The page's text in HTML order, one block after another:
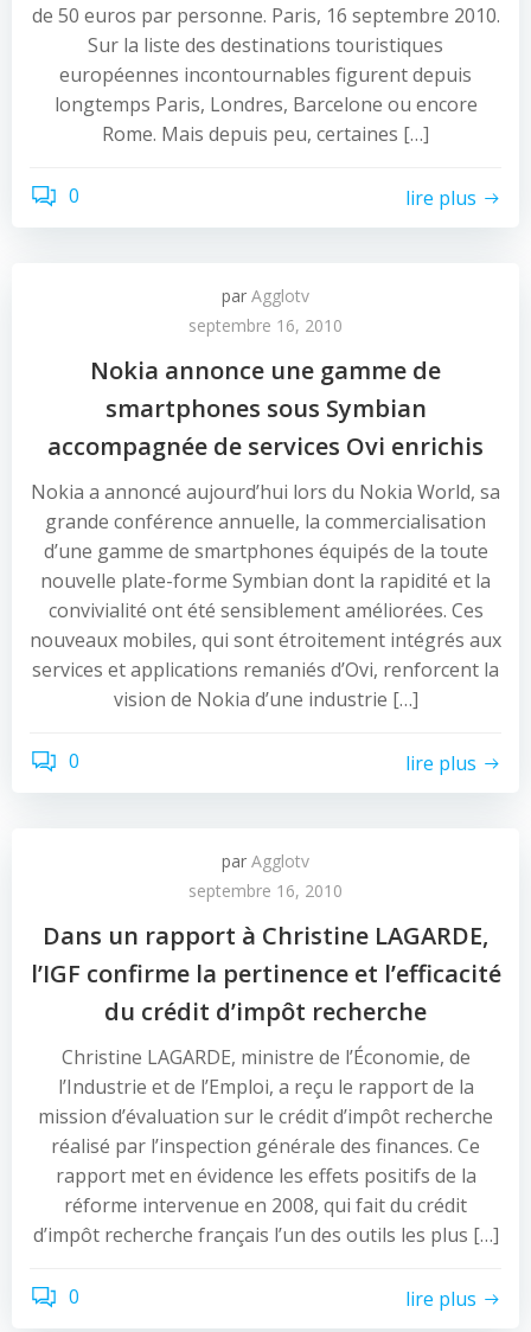
de 50 euros par personne. Paris, 16 septembre 2010.
Sur la liste des destinations touristiques
européennes incontournables figurent depuis
longtemps Paris, Londres, Barcelone ou encore
Rome. Mais depuis peu, certaines […]
0 lire plus
par Agglotv
septembre 16, 2010
Nokia annonce une gamme de
smartphones sous Symbian
accompagnée de services Ovi enrichis
Nokia a annoncé aujourd’hui lors du Nokia World, sa
grande conférence annuelle, la commercialisation
d’une gamme de smartphones équipés de la toute
nouvelle plate-forme Symbian dont la rapidité et la
convivialité ont été sensiblement améliorées. Ces
nouveaux mobiles, qui sont étroitement intégrés aux
services et applications remaniés d’Ovi, renforcent la
vision de Nokia d’une industrie […]
0 lire plus
par Agglotv
septembre 16, 2010
Dans un rapport à Christine LAGARDE,
l’IGF confirme la pertinence et l’efficacité
du crédit d’impôt recherche
Christine LAGARDE, ministre de l’Économie, de
l’Industrie et de l’Emploi, a reçu le rapport de la
mission d’évaluation sur le crédit d’impôt recherche
réalisé par l’inspection générale des finances. Ce
rapport met en évidence les effets positifs de la
réforme intervenue en 2008, qui fait du crédit
d’impôt recherche français l’un des outils les plus […]
0 lire plus